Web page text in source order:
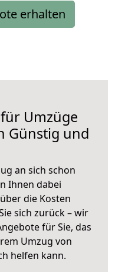
erhalten
Umzüge
Günstig und
an sich schon
Ihnen dabei
die Kosten
sich zurück – wir
für Sie, das
Umzug von
helfen kann.